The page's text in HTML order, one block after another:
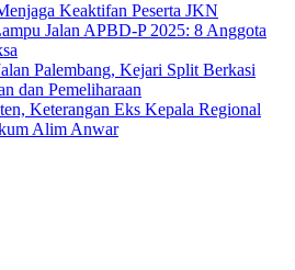
Keaktifan Peserta JKN
Jalan APBD-P 2025: 8 Anggota
Palembang, Kejari Split Berkasi
dan Pemeliharaan
Keterangan Eks Kepala Regional
Alim Anwar